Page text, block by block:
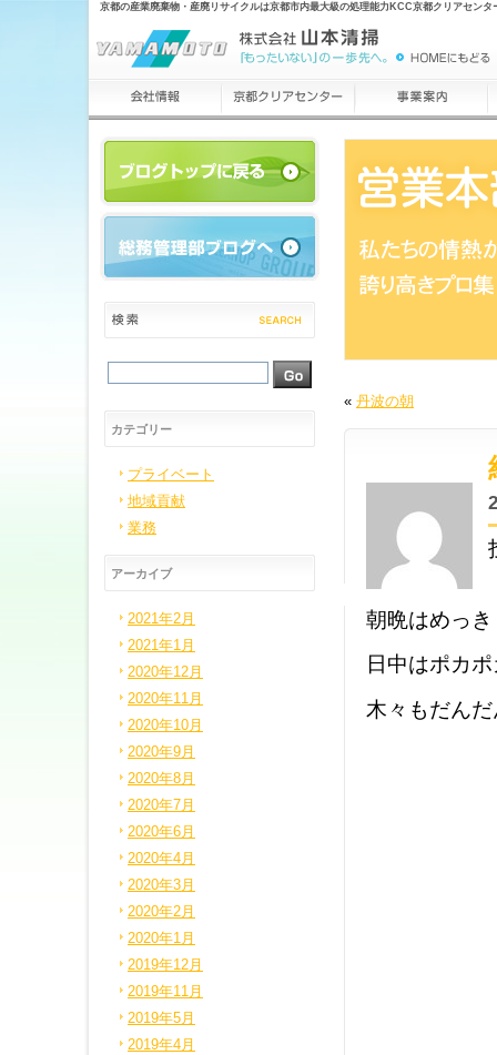
京都の産業廃棄物・産廃リサイクルは京都市内最大級の処理能力KCC京都クリアセンタ
« 丹波の朝
朝晩はめっ
日中はポカ
木々もだん
カテゴリー
プライベート
地域貢献
業務
アーカイブ
2021年2月
2021年1月
2020年12月
2020年11月
2020年10月
2020年9月
2020年8月
2020年7月
2020年6月
2020年4月
2020年3月
2020年2月
2020年1月
2019年12月
2019年11月
2019年5月
2019年4月